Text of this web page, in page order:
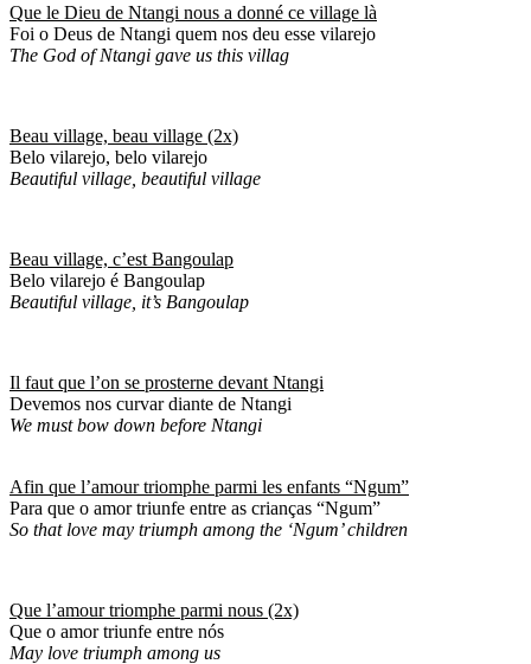
Que le Dieu de Ntangi nous a donné ce village là
Foi o Deus de Ntangi quem nos deu esse vilarejo
The God of Ntangi gave us this villag
Beau village, beau village (2x)
Belo vilarejo, belo vilarejo
Beautiful village, beautiful village
Beau village, c’est Bangoulap
Belo vilarejo é Bangoulap
Beautiful village, it’s Bangoulap
Il faut que l’on se prosterne devant Ntangi
Devemos nos curvar diante de Ntangi
We must bow down before Ntangi
Afin que l’amour triomphe parmi les enfants “Ngum”
Para que o amor triunfe entre as crianças “Ngum”
So that love may triumph among the ‘Ngum’ children
Que l’amour triomphe parmi nous (2x)
Que o amor triunfe entre nós
May love triumph among us